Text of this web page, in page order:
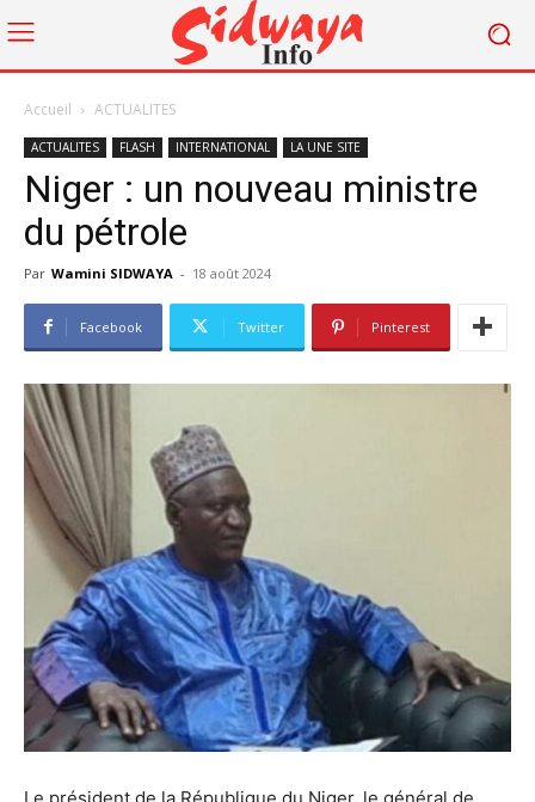
Accueil ACTUALITES
ACTUALITES FLASH INTERNATIONAL LA UNE SITE
Niger : un nouveau ministre
du pétrole
Par Wamini SIDWAYA - 18 août 2024
Facebook Twitter Pinterest